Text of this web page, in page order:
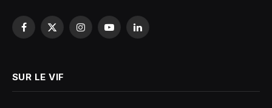
Facebook
X
InstagramYouTubeLinkedIn
SUR LE VIF